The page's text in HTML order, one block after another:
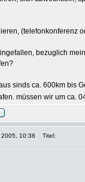
(telefonkonferenz
bezuglich
sinds ca. 600km bis
müssen wir um ca.
2005, 10:38 Titel: